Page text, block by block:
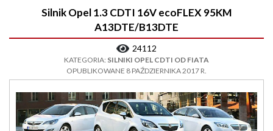
Silnik Opel 1.3 CDTI 16V ecoFLEX 95KM
A13DTE/B13DTE
24112
KATEGORIA: SILNIKI OPEL CDTI OD FIATA
OPUBLIKOWANE 8 PAŹDZIERNIKA 2017 R.